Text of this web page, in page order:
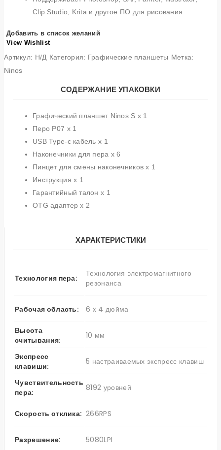
Clip Studio, Krita и другое ПО для рисования
Добавить в список желаний
View Wishlist
Артикул: Н/Д Категория: Графические планшеты Метка:
Ninos
СОДЕРЖАНИЕ УПАКОВКИ
Графический планшет Ninos S x 1
Перо P07 x 1
USB Type-c кабель x 1
Наконечники для пера x 6
Пинцет для смены наконечников x 1
Инструкция x 1
Гарантийный талон x 1
OTG адаптер x 2
ХАРАКТЕРИСТИКИ
Технология пера:
Технология электромагнитного
резонанса
Рабочая область: 6 x 4 дюйма
Высота
считывания:
10 мм
Экспресс
клавиши:
5 настраиваемых экспресс клавиш
Чувствительность
пера:
8192 уровней
Скорость отклика: 266RPS
Разрешение: 5080LPI